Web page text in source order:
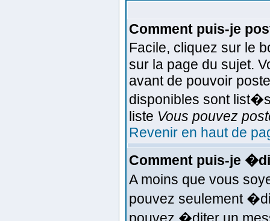
Comment puis-je
Facile, cliquez sur le
sur la page du sujet.
avant de pouvoir
disponibles sont
liste Vous pouvez
Revenir en haut de
Comment puis-je
A moins que vous
pouvez seulement